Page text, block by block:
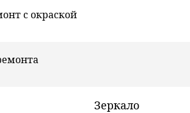
с окраской
Зеркало